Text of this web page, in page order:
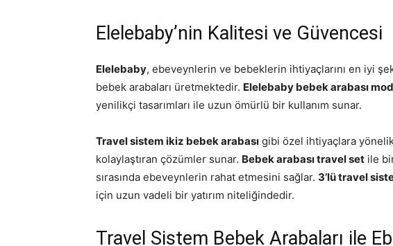
Elelebaby’nin Kalitesi ve Güvencesi
Elelebaby, ebeveynlerin ve bebeklerin ihtiyaçlarını en iyi
bebek arabaları üretmektedir. Elelebaby bebek arabası
yenilikçi tasarımları ile uzun ömürlü bir kullanım sunar.
Travel sistem ikiz bebek arabası gibi özel ihtiyaçlara
kolaylaştıran çözümler sunar. Bebek arabası travel set ile
sırasında ebeveynlerin rahat etmesini sağlar. 3’lü travel
için uzun vadeli bir yatırım niteliğindedir.
Travel Sistem Bebek Arabaları ile